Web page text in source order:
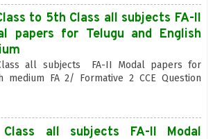
to 5th Class all subjects FA-II
papers for Telugu and English
all subjects FA-II Modal papers for
medium FA 2/ Formative 2 CCE Question
all subjects FA-II Modal